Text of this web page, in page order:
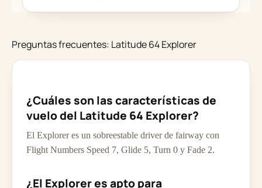
Preguntas frecuentes: Latitude 64 Explorer
¿Cuáles son las características de
vuelo del Latitude 64 Explorer?
El Explorer es un sobreestable driver de fairway con
Flight Numbers Speed 7, Glide 5, Turn 0 y Fade 2.
¿El Explorer es apto para